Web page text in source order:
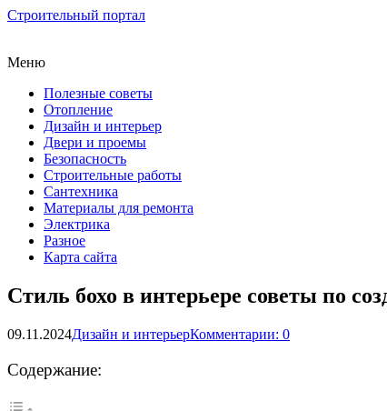
Строительный портал
Меню
Полезные советы
Отопление
Дизайн и интерьер
Двери и проемы
Безопасность
Строительные работы
Сантехника
Материалы для ремонта
Электрика
Разное
Карта сайта
Стиль бохо в интерьере советы по
09.11.2024Дизайн и интерьерКомментарии: 0
Содержание: